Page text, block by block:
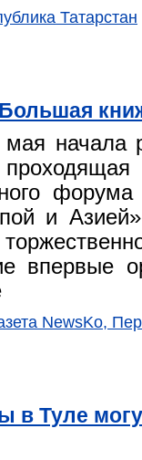
Татарстан
начала
форума
и
впервые
NewsKo,
в Туле